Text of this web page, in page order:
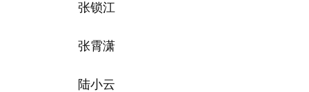
张锁江
张霄潇
陆小云